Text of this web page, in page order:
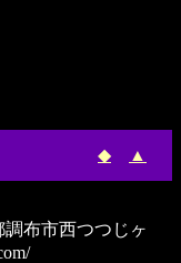
◆ ▲
調布市西つつじヶ